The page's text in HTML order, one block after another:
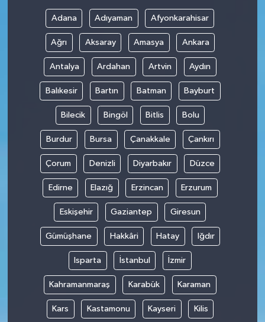
Adana Adıyaman Afyonkarahisar
Ağrı Aksaray Amasya Ankara
Antalya Ardahan Artvin Aydın
Balıkesir Bartın Batman Bayburt
Bilecik Bingöl Bitlis Bolu
Burdur Bursa Çanakkale Çankırı
Çorum Denizli Diyarbakır Düzce
Edirne Elazığ Erzincan Erzurum
Eskişehir Gaziantep Giresun
Gümüşhane Hakkâri Hatay Iğdır
Isparta İstanbul İzmir
Kahramanmaraş Karabük Karaman
Kars Kastamonu Kayseri Kilis